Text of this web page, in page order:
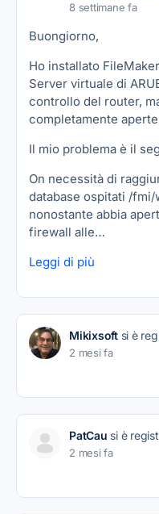
8 settimane fa
Buongiorno,
Ho installato
Server virtuale di
controllo del router,
completamente
Il mio problema è il
On necessità di
database ospitati /
nonostante abbia
firewall alle…
Leggi di più
Mikixsoftsi è
2 mesi fa
PatCau si è
2 mesi fa